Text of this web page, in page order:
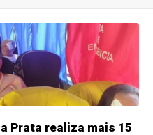
Prata realiza mais 15